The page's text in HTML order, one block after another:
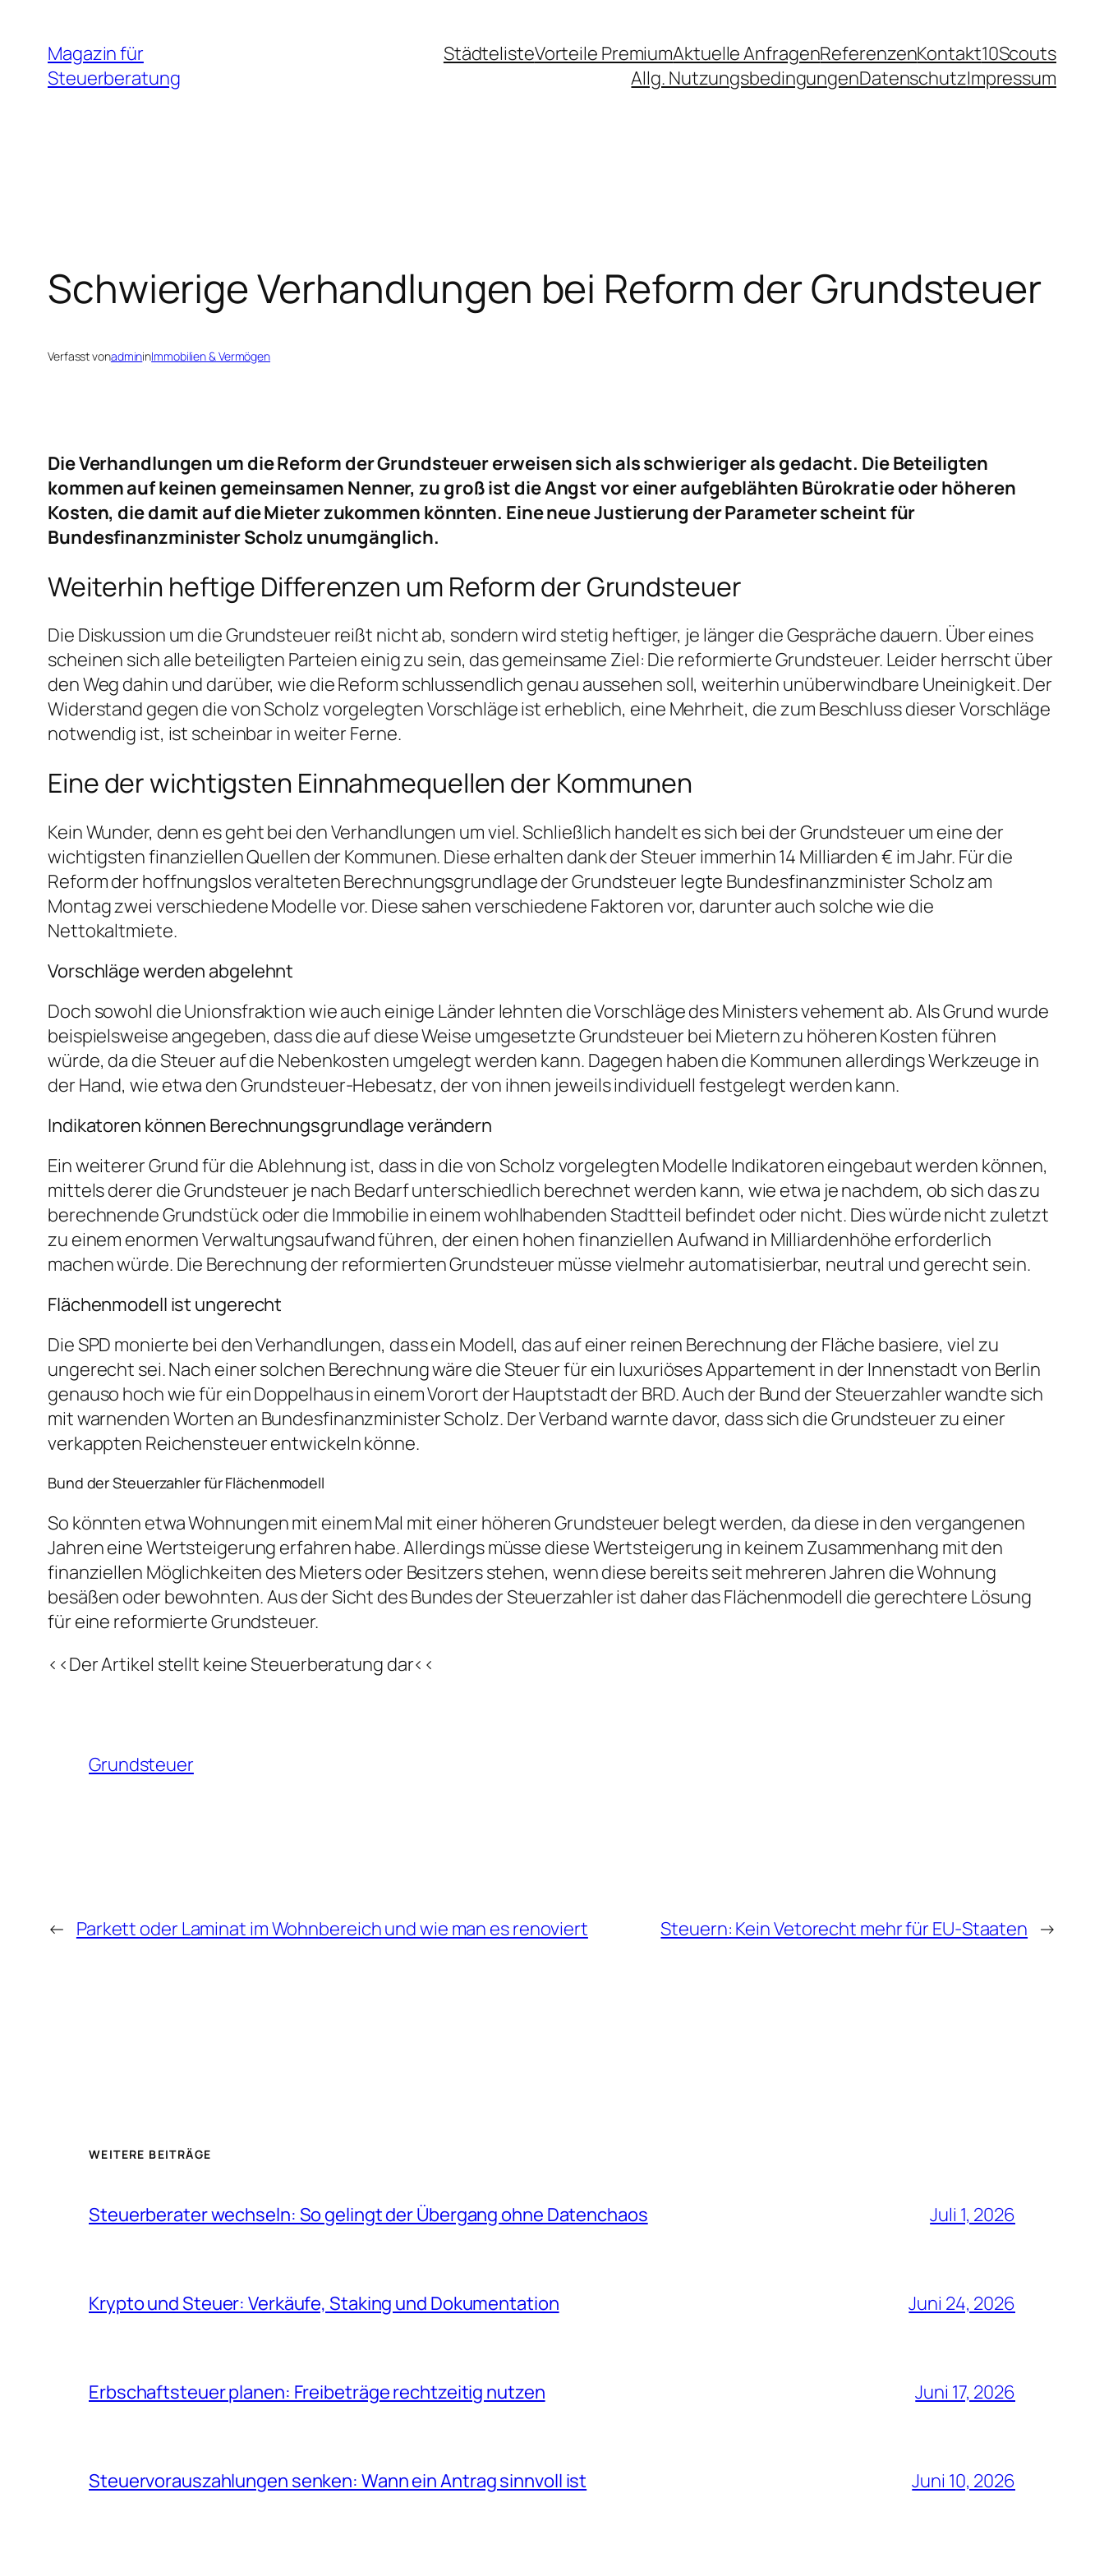
Inhalt
springen
Magazin für
Steuerberatung
StädtelisteVorteile PremiumAktuelle AnfragenReferenzenKontakt10Scouts
Allg. NutzungsbedingungenDatenschutzImpressum
Schwierige Verhandlungen bei Reform der Grundsteuer
Verfasst vonadmininImmobilien & Vermögen
Die Verhandlungen um die Reform der Grundsteuer erweisen sich als schwieriger als gedacht. Die Beteiligten
kommen auf keinen gemeinsamen Nenner, zu groß ist die Angst vor einer aufgeblähten Bürokratie oder höheren
Kosten, die damit auf die Mieter zukommen könnten. Eine neue Justierung der Parameter scheint für
Bundesfinanzminister Scholz unumgänglich.
Weiterhin heftige Differenzen um Reform der Grundsteuer
Die Diskussion um die Grundsteuer reißt nicht ab, sondern wird stetig heftiger, je länger die Gespräche dauern. Über eines
scheinen sich alle beteiligten Parteien einig zu sein, das gemeinsame Ziel: Die reformierte Grundsteuer. Leider herrscht über
den Weg dahin und darüber, wie die Reform schlussendlich genau aussehen soll, weiterhin unüberwindbare Uneinigkeit. Der
Widerstand gegen die von Scholz vorgelegten Vorschläge ist erheblich, eine Mehrheit, die zum Beschluss dieser Vorschläge
notwendig ist, ist scheinbar in weiter Ferne.
Eine der wichtigsten Einnahmequellen der Kommunen
Kein Wunder, denn es geht bei den Verhandlungen um viel. Schließlich handelt es sich bei der Grundsteuer um eine der
wichtigsten finanziellen Quellen der Kommunen. Diese erhalten dank der Steuer immerhin 14 Milliarden € im Jahr. Für die
Reform der hoffnungslos veralteten Berechnungsgrundlage der Grundsteuer legte Bundesfinanzminister Scholz am
Montag zwei verschiedene Modelle vor. Diese sahen verschiedene Faktoren vor, darunter auch solche wie die
Nettokaltmiete.
Vorschläge werden abgelehnt
Doch sowohl die Unionsfraktion wie auch einige Länder lehnten die Vorschläge des Ministers vehement ab. Als Grund wurde
beispielsweise angegeben, dass die auf diese Weise umgesetzte Grundsteuer bei Mietern zu höheren Kosten führen
würde, da die Steuer auf die Nebenkosten umgelegt werden kann. Dagegen haben die Kommunen allerdings Werkzeuge in
der Hand, wie etwa den Grundsteuer-Hebesatz, der von ihnen jeweils individuell festgelegt werden kann.
Indikatoren können Berechnungsgrundlage verändern
Ein weiterer Grund für die Ablehnung ist, dass in die von Scholz vorgelegten Modelle Indikatoren eingebaut werden können,
mittels derer die Grundsteuer je nach Bedarf unterschiedlich berechnet werden kann, wie etwa je nachdem, ob sich das zu
berechnende Grundstück oder die Immobilie in einem wohlhabenden Stadtteil befindet oder nicht. Dies würde nicht zuletzt
zu einem enormen Verwaltungsaufwand führen, der einen hohen finanziellen Aufwand in Milliardenhöhe erforderlich
machen würde. Die Berechnung der reformierten Grundsteuer müsse vielmehr automatisierbar, neutral und gerecht sein.
Flächenmodell ist ungerecht
Die SPD monierte bei den Verhandlungen, dass ein Modell, das auf einer reinen Berechnung der Fläche basiere, viel zu
ungerecht sei. Nach einer solchen Berechnung wäre die Steuer für ein luxuriöses Appartement in der Innenstadt von Berlin
genauso hoch wie für ein Doppelhaus in einem Vorort der Hauptstadt der BRD. Auch der Bund der Steuerzahler wandte sich
mit warnenden Worten an Bundesfinanzminister Scholz. Der Verband warnte davor, dass sich die Grundsteuer zu einer
verkappten Reichensteuer entwickeln könne.
Bund der Steuerzahler für Flächenmodell
So könnten etwa Wohnungen mit einem Mal mit einer höheren Grundsteuer belegt werden, da diese in den vergangenen
Jahren eine Wertsteigerung erfahren habe. Allerdings müsse diese Wertsteigerung in keinem Zusammenhang mit den
finanziellen Möglichkeiten des Mieters oder Besitzers stehen, wenn diese bereits seit mehreren Jahren die Wohnung
besäßen oder bewohnten. Aus der Sicht des Bundes der Steuerzahler ist daher das Flächenmodell die gerechtere Lösung
für eine reformierte Grundsteuer.
<<Der Artikel stellt keine Steuerberatung dar<<
Grundsteuer
← Parkett oder Laminat im Wohnbereich und wie man es renoviert Steuern: Kein Vetorecht mehr für EU-Staaten →
WEITERE BEITRÄGE
Steuerberater wechseln: So gelingt der Übergang ohne Datenchaos Juli 1, 2026
Krypto und Steuer: Verkäufe, Staking und Dokumentation Juni 24, 2026
Erbschaftsteuer planen: Freibeträge rechtzeitig nutzen Juni 17, 2026
Steuervorauszahlungen senken: Wann ein Antrag sinnvoll ist Juni 10, 2026